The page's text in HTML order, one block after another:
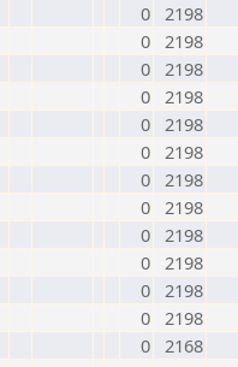
0 2198
0 2198
0 2198
0 2198
0 2198
0 2198
0 2198
0 2198
0 2198
0 2198
0 2198
0 2198
0 2168